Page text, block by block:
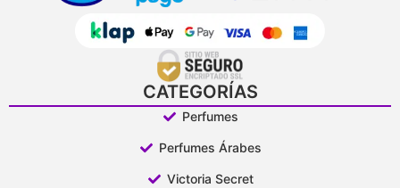
CATEGORÍAS
Perfumes
Perfumes Árabes
Victoria Secret